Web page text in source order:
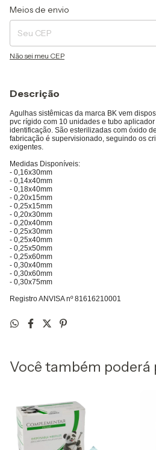
Entregas para o CEP:
Meios de envio
Não sei meu CEP
Descrição
Agulhas sistêmicas da marca BK vem
pvc rígido com 10 unidades e tubo aplicador
identificação. São esterilizadas com óxido
fabricação é supervisionado, seguindo os
exigentes.
Medidas Disponíveis:
- 0,16x30mm
- 0,14x40mm
- 0,18x40mm
- 0,20x15mm
- 0,25x15mm
- 0,20x30mm
- 0,20x40mm
- 0,25x30mm
- 0,25x40mm
- 0,25x50mm
- 0,25x60mm
- 0,30x40mm
- 0,30x60mm
- 0,30x75mm
Registro ANVISA nº 81616210001
Você também poderá